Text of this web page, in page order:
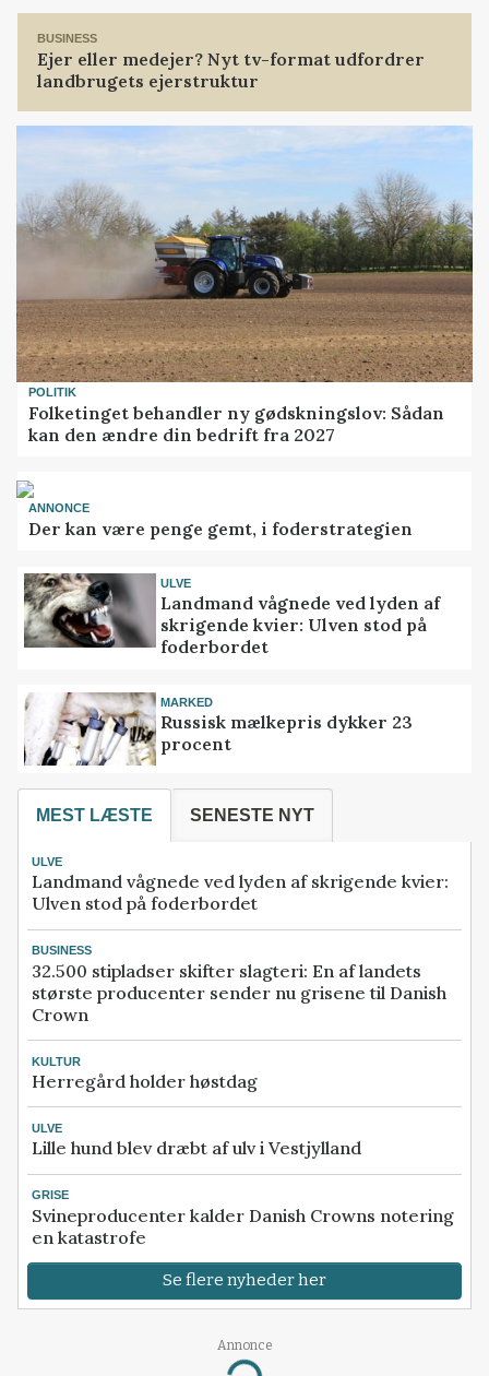
BUSINESS
Ejer eller medejer? Nyt tv-format udfordrer
landbrugets ejerstruktur
POLITIK
Folketinget behandler ny gødskningslov: Sådan
kan den ændre din bedrift fra 2027
ANNONCE
Der kan være penge gemt, i foderstrategien
ULVE
Landmand vågnede ved lyden af
skrigende kvier: Ulven stod på
foderbordet
MARKED
Russisk mælkepris dykker 23
procent
MEST LÆSTE SENESTE NYT
ULVE
Landmand vågnede ved lyden af skrigende kvier:
Ulven stod på foderbordet
BUSINESS
32.500 stipladser skifter slagteri: En af landets
største producenter sender nu grisene til Danish
Crown
KULTUR
Herregård holder høstdag
ULVE
Lille hund blev dræbt af ulv i Vestjylland
GRISE
Svineproducenter kalder Danish Crowns notering
en katastrofe
Se flere nyheder her
Annonce